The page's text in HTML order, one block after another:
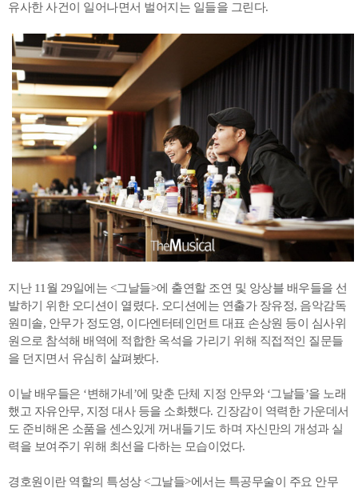
유사한 사건이 일어나면서 벌어지는 일들을 그린다.
지난 11월 29일에는 <그날들>에 출연할 조연 및 앙상블 배우들을 선
발하기 위한 오디션이 열렸다. 오디션에는 연출가 장유정, 음악감독
원미솔, 안무가 정도영, 이다엔터테인먼트 대표 손상원 등이 심사위
원으로 참석해 배역에 적합한 옥석을 가리기 위해 직접적인 질문들
을 던지면서 유심히 살펴봤다.
이날 배우들은 ‘변해가네’에 맞춘 단체 지정 안무와 ‘그날들’을 노래
했고 자유안무, 지정 대사 등을 소화했다. 긴장감이 역력한 가운데서
도 준비해온 소품을 센스있게 꺼내들기도 하며 자신만의 개성과 실
력을 보여주기 위해 최선을 다하는 모습이었다.
경호원이란 역할의 특성상 <그날들>에서는 특공무술이 주요 안무